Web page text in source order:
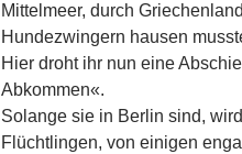
Mittelmeer, durch
Hundezwingern hausen
Hier droht ihr nun eine
Abkommen«.
Solange sie in Berlin sind,
Flüchtlingen, von einigen